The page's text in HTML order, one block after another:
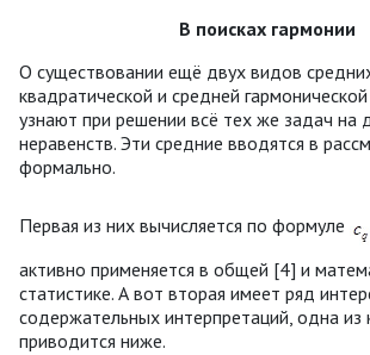
В поисках гармонии
О существовании ещё двух видов
квадратической и средней
узнают при решении всё тех же задач на
неравенств. Эти средние вводятся в
формально.
Первая из них вычисляется по формуле
активно применяется в общей [4] и
статистике. А вот вторая имеет ряд
содержательных интерпретаций, одна из
приводится ниже.